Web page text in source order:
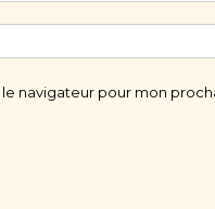
navigateur pour mon